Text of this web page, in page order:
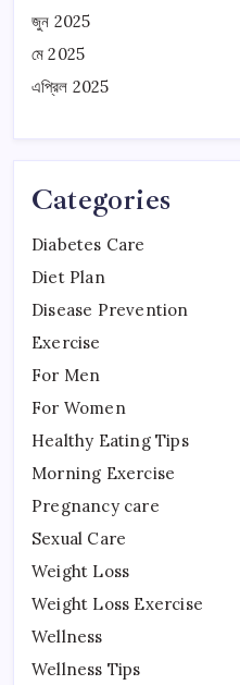
জুন 2025
মে 2025
এপ্রিল 2025
Categories
Diabetes Care
Diet Plan
Disease Prevention
Exercise
For Men
For Women
Healthy Eating Tips
Morning Exercise
Pregnancy care
Sexual Care
Weight Loss
Weight Loss Exercise
Wellness
Wellness Tips